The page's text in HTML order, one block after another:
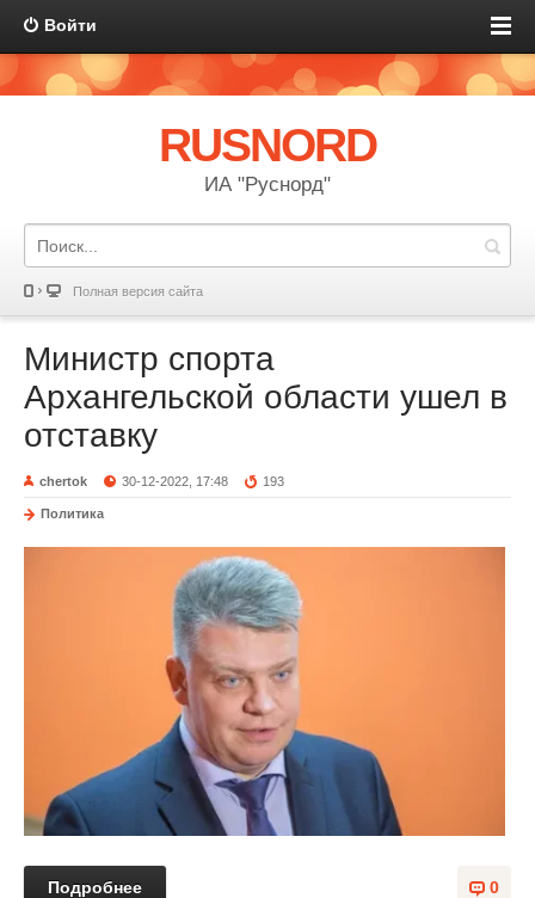
Войти
RUSNORD
ИА "Руснорд"
Полная версия сайта
Министр спорта
Архангельской области ушел в
отставку
chertok 30-12-2022, 17:48 193
Политика
0
Подробнее